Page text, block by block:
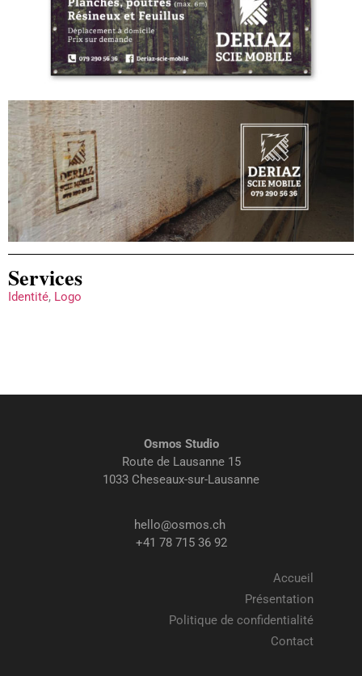
Services
Identité, Logo
Osmos Studio
Route de Lausanne 15
1033 Cheseaux-sur-Lausanne
hello@osmos.ch
+41 78 715 36 92
Accueil
Présentation
Politique de confidentialité
Contact